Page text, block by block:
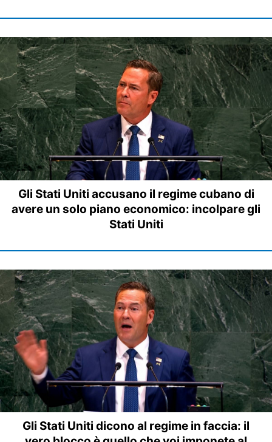
Gli Stati Uniti accusano il regime cubano di
avere un solo piano economico: incolpare gli
Stati Uniti
Gli Stati Uniti dicono al regime in faccia: il